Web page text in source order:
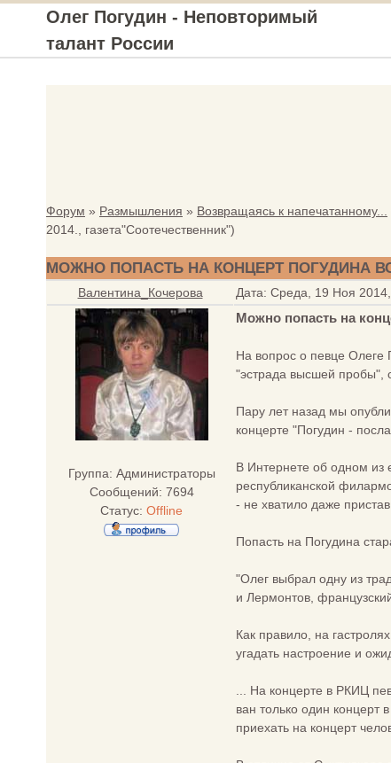
Олег Погудин - Неповторимый
талант России
Форум » Размышления » Возвращаясь к напечатанному...
2014., газета"Соотечественник")
МОЖНО ПОПАСТЬ НА КОНЦЕРТ ПОГУДИНА
Валентина_Кочерова Дата: Среда, 19 Ноя
Группа: Администраторы
Сообщений: 7694
Статус: Offline
Можно попасть на
На вопрос о певце Олеге
"эстрада высшей пробы",
Пару лет назад мы
концерте "Погудин -
В Интернете об одном из
республиканской
- не хватило даже
Попасть на Погудина
"Олег выбрал одну из
и Лермонтов,
Как правило, на
угадать настроение и
... На концерте в РКИЦ
ван только один концерт
приехать на концерт